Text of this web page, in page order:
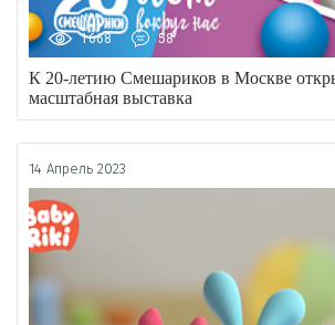
1668 58
К 20-летию Смешариков в Москве
масштабная выставка
14 Апрель 2023